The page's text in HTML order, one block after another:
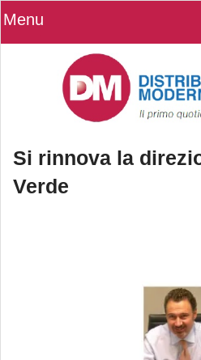
Menu
Si rinnova la
Verde